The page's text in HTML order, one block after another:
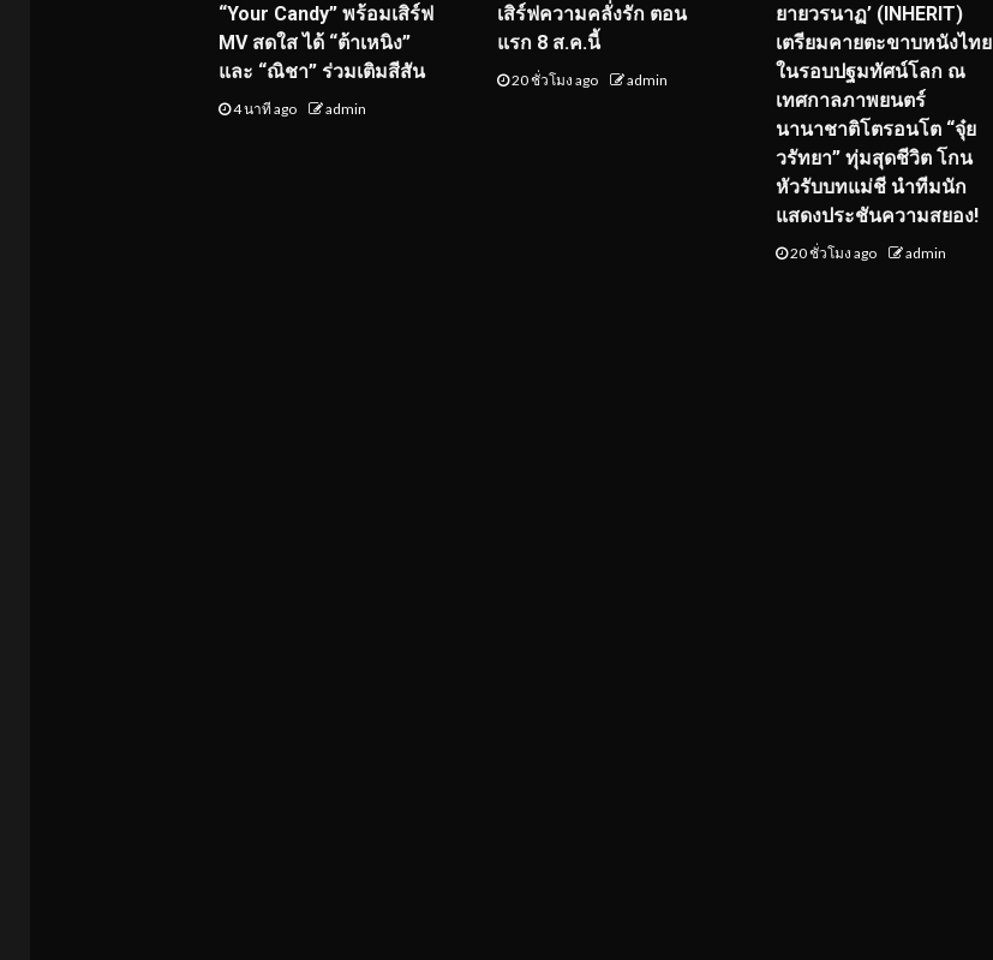
“Your Candy” พร้อมเสิร์ฟ
MV สดใส ได้ “ต้าเหนิง”
และ “ณิชา” ร่วมเติมสีสัน
4 นาที ago admin
เสิร์ฟความคลั่งรัก ตอน
แรก 8 ส.ค.นี้
20 ชั่วโมง ago admin
ยายวรนาฏ’ (INHERIT)
เตรียมคายตะขาบหนังไทย
ในรอบปฐมทัศน์โลก ณ
เทศกาลภาพยนตร์
นานาชาติโตรอนโต “จุ๋ย
วรัทยา” ทุ่มสุดชีวิต โกน
หัวรับบทแม่ชี นำทีมนัก
แสดงประชันความสยอง!
20 ชั่วโมง ago admin